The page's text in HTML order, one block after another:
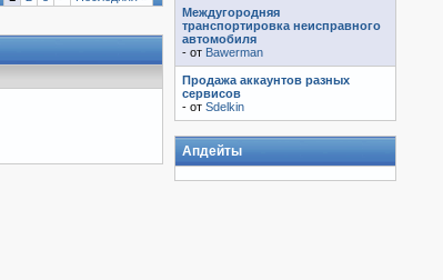
Междугородняя
транспортировка неисправного
автомобиля
- от Bawerman
Продажа аккаунтов разных
сервисов
- от Sdelkin
Апдейты